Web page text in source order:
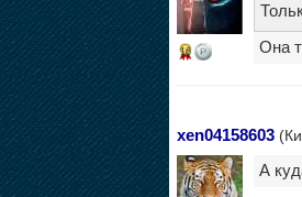
16 Она
xen04158603
А